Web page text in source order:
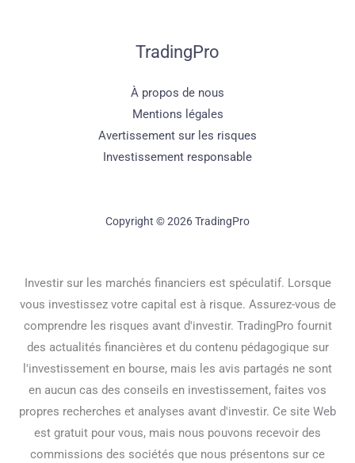
TradingPro
À propos de nous
Mentions légales
Avertissement sur les risques
Investissement responsable
Copyright © 2026 TradingPro
Investir sur les marchés financiers est spéculatif. Lorsque
vous investissez votre capital est à risque. Assurez-vous de
comprendre les risques avant d'investir. TradingPro fournit
des actualités financières et du contenu pédagogique sur
l'investissement en bourse, mais les avis partagés ne sont
en aucun cas des conseils en investissement, faites vos
propres recherches et analyses avant d'investir. Ce site Web
est gratuit pour vous, mais nous pouvons recevoir des
commissions des sociétés que nous présentons sur ce